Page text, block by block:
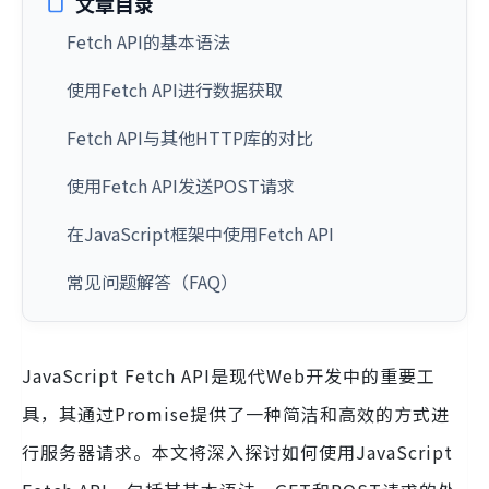
Fetch API的基本语法
使用Fetch API进行数据获取
Fetch API与其他HTTP库的对比
使用Fetch API发送POST请求
在JavaScript框架中使用Fetch API
常见问题解答（FAQ）
JavaScript Fetch API是现代Web开发中的重要工
具，其通过Promise提供了一种简洁和高效的方式进
行服务器请求。本文将深入探讨如何使用JavaScript